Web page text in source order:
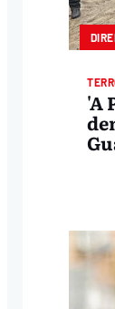
'A